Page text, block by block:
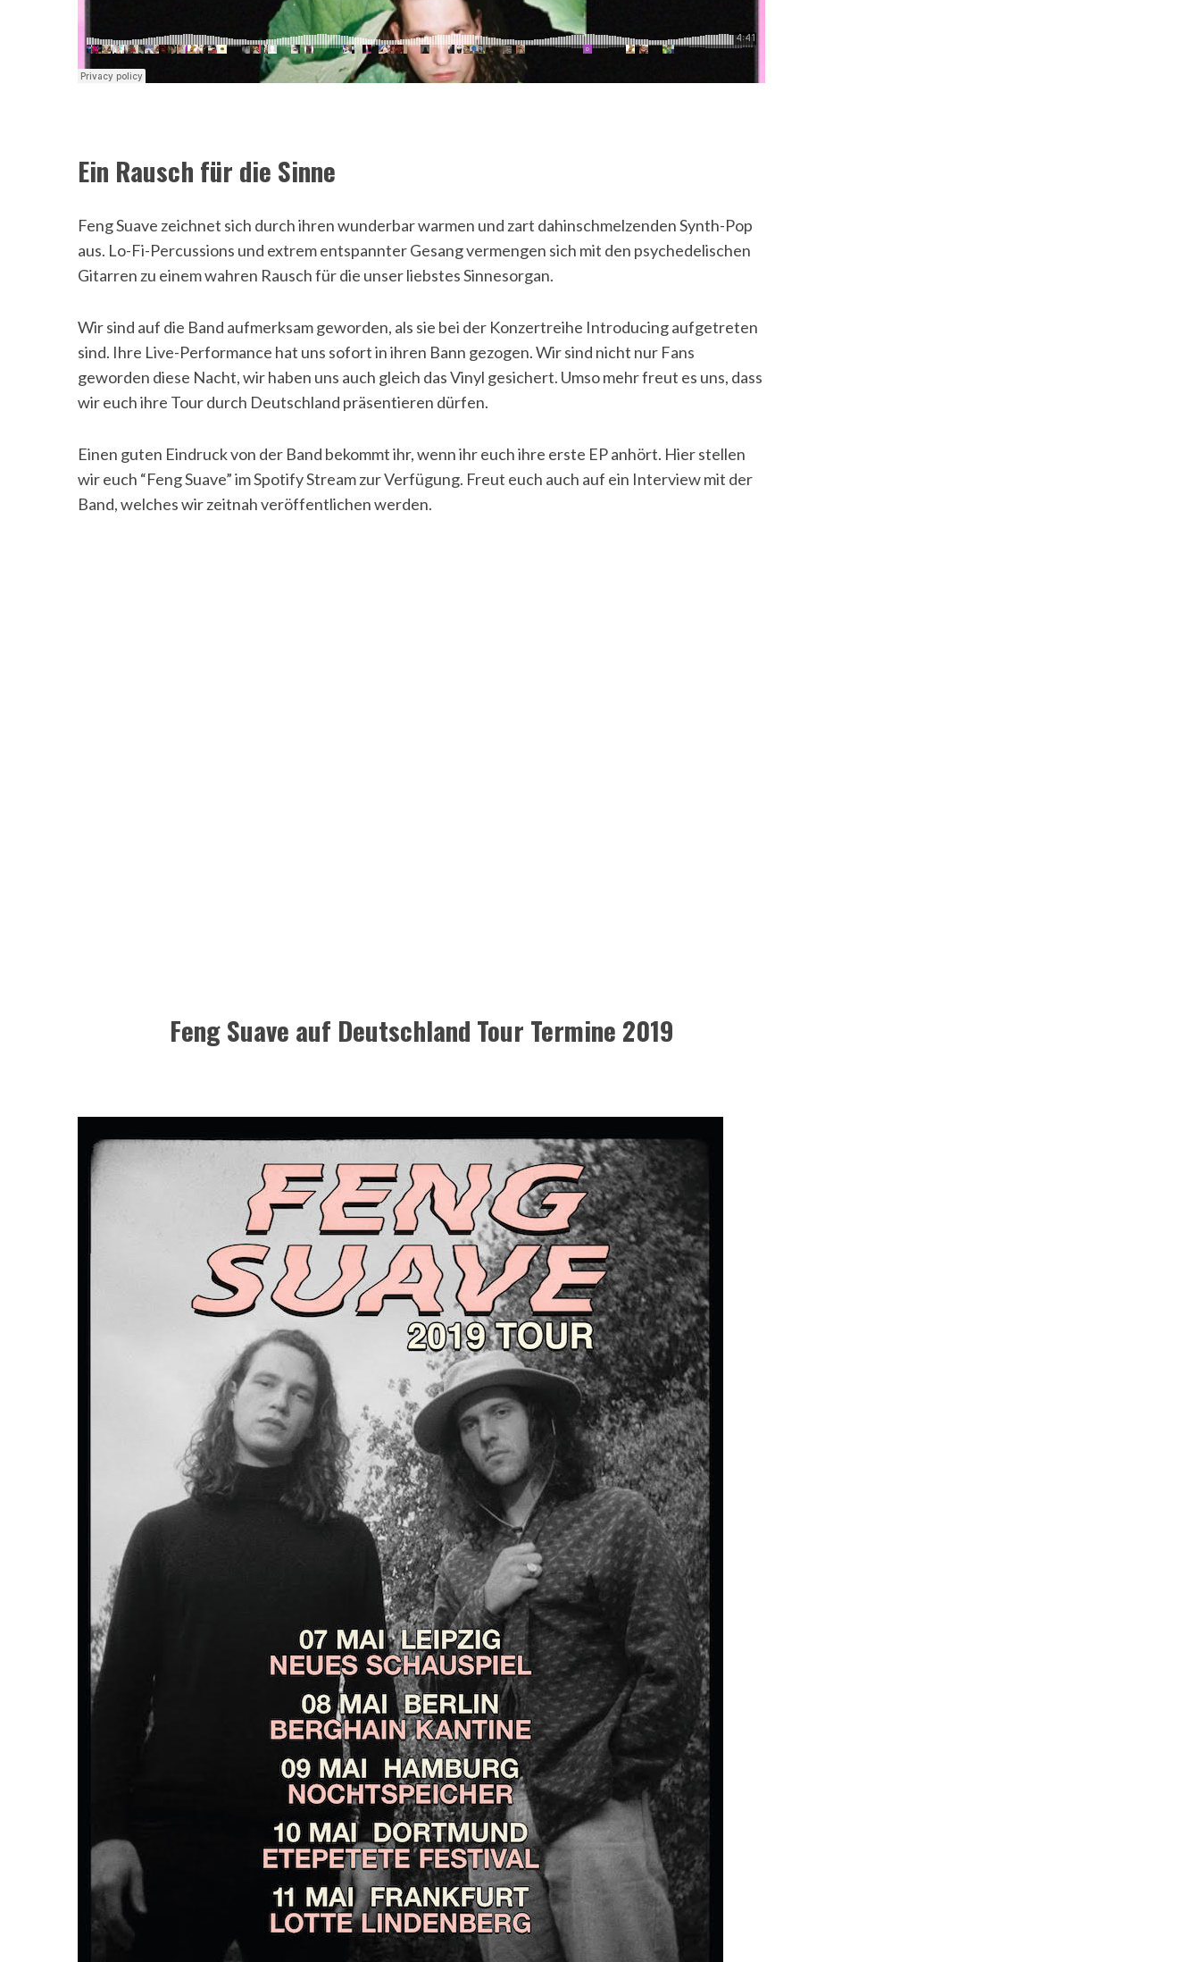
Ein Rausch für die Sinne
Feng Suave zeichnet sich durch ihren wunderbar warmen und zart dahinschmelzenden Synth-Pop
aus. Lo-Fi-Percussions und extrem entspannter Gesang vermengen sich mit den psychedelischen
Gitarren zu einem wahren Rausch für die unser liebstes Sinnesorgan.
Wir sind auf die Band aufmerksam geworden, als sie bei der Konzertreihe Introducing aufgetreten
sind. Ihre Live-Performance hat uns sofort in ihren Bann gezogen. Wir sind nicht nur Fans
geworden diese Nacht, wir haben uns auch gleich das Vinyl gesichert. Umso mehr freut es uns, dass
wir euch ihre Tour durch Deutschland präsentieren dürfen.
Einen guten Eindruck von der Band bekommt ihr, wenn ihr euch ihre erste EP anhört. Hier stellen
wir euch “Feng Suave” im Spotify Stream zur Verfügung. Freut euch auch auf ein Interview mit der
Band, welches wir zeitnah veröffentlichen werden.
Feng Suave auf Deutschland Tour Termine 2019